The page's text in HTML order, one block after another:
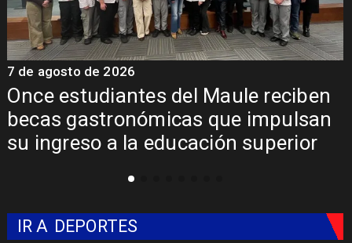
Once estudiantes del Maule reciben
becas gastronómicas que impulsan
su ingreso a la educación superior
7 de agosto de 2026
IR A DEPORTES